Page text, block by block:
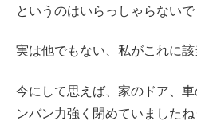
というのはいらっしゃらないで
実は他でもない、私がこれに
今にして思えば、家のドア、
ンバン力強く閉めていましたね